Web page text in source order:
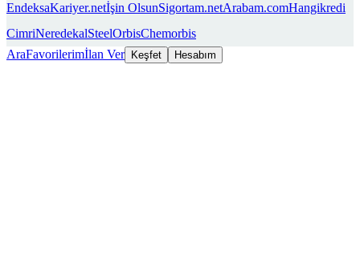
EndeksaKariyer.netİşin OlsunSigortam.netArabam.comHangikredi
CimriNeredekalSteelOrbisChemorbis
AraFavorilerimİlan Ver Keşfet Hesabım